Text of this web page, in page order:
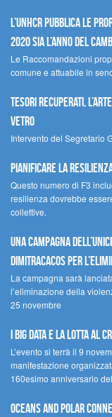
L’UNHCR pubblica le
2020 sia l’anno del
Le Raccomandazioni
comune e attuabile in
Tesori recuperati,
Vetro
Intervento del Segretario
Pianificare la
Questo numero di F3
resilienza dovrebbe
collettive.
Una campagna
Dimitracacos per
La campagna sarà
l’eliminazione della
25 novembre
I Big Data e la lotta al
L’evento si terrà il 9
manifestazione
160esimo anniversario
Oceans and Polar